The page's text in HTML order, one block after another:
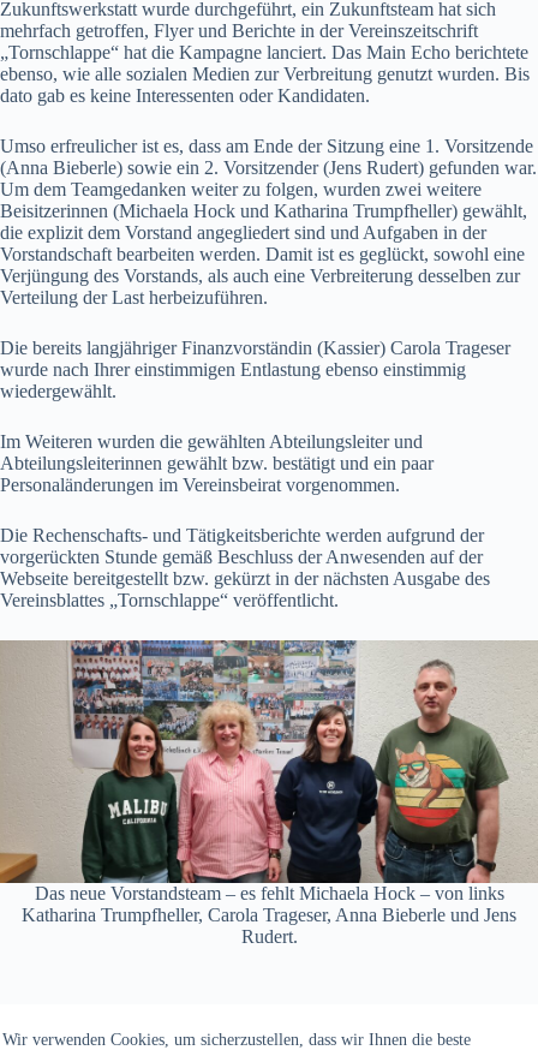
Wir verwenden Cookies, um sicherzustellen, dass wir Ihnen die beste
Zukunftswerkstatt wurde durchgeführt, ein Zukunftsteam hat sich
mehrfach getroffen, Flyer und Berichte in der Vereinszeitschrift
„Tornschlappe“ hat die Kampagne lanciert. Das Main Echo berichtete
ebenso, wie alle sozialen Medien zur Verbreitung genutzt wurden. Bis
dato gab es keine Interessenten oder Kandidaten.
Umso erfreulicher ist es, dass am Ende der Sitzung eine 1. Vorsitzende
(Anna Bieberle) sowie ein 2. Vorsitzender (Jens Rudert) gefunden war.
Um dem Teamgedanken weiter zu folgen, wurden zwei weitere
Beisitzerinnen (Michaela Hock und Katharina Trumpfheller) gewählt,
die explizit dem Vorstand angegliedert sind und Aufgaben in der
Vorstandschaft bearbeiten werden. Damit ist es geglückt, sowohl eine
Verjüngung des Vorstands, als auch eine Verbreiterung desselben zur
Verteilung der Last herbeizuführen.
Die bereits langjähriger Finanzvorständin (Kassier) Carola Trageser
wurde nach Ihrer einstimmigen Entlastung ebenso einstimmig
wiedergewählt.
Im Weiteren wurden die gewählten Abteilungsleiter und
Abteilungsleiterinnen gewählt bzw. bestätigt und ein paar
Personaländerungen im Vereinsbeirat vorgenommen.
Die Rechenschafts- und Tätigkeitsberichte werden aufgrund der
vorgerückten Stunde gemäß Beschluss der Anwesenden auf der
Webseite bereitgestellt bzw. gekürzt in der nächsten Ausgabe des
Vereinsblattes „Tornschlappe“ veröffentlicht.
Das neue Vorstandsteam – es fehlt Michaela Hock – von links
Katharina Trumpfheller, Carola Trageser, Anna Bieberle und Jens
Rudert.
Copyright © 2026 - TV Michelbach 1901 e.V.